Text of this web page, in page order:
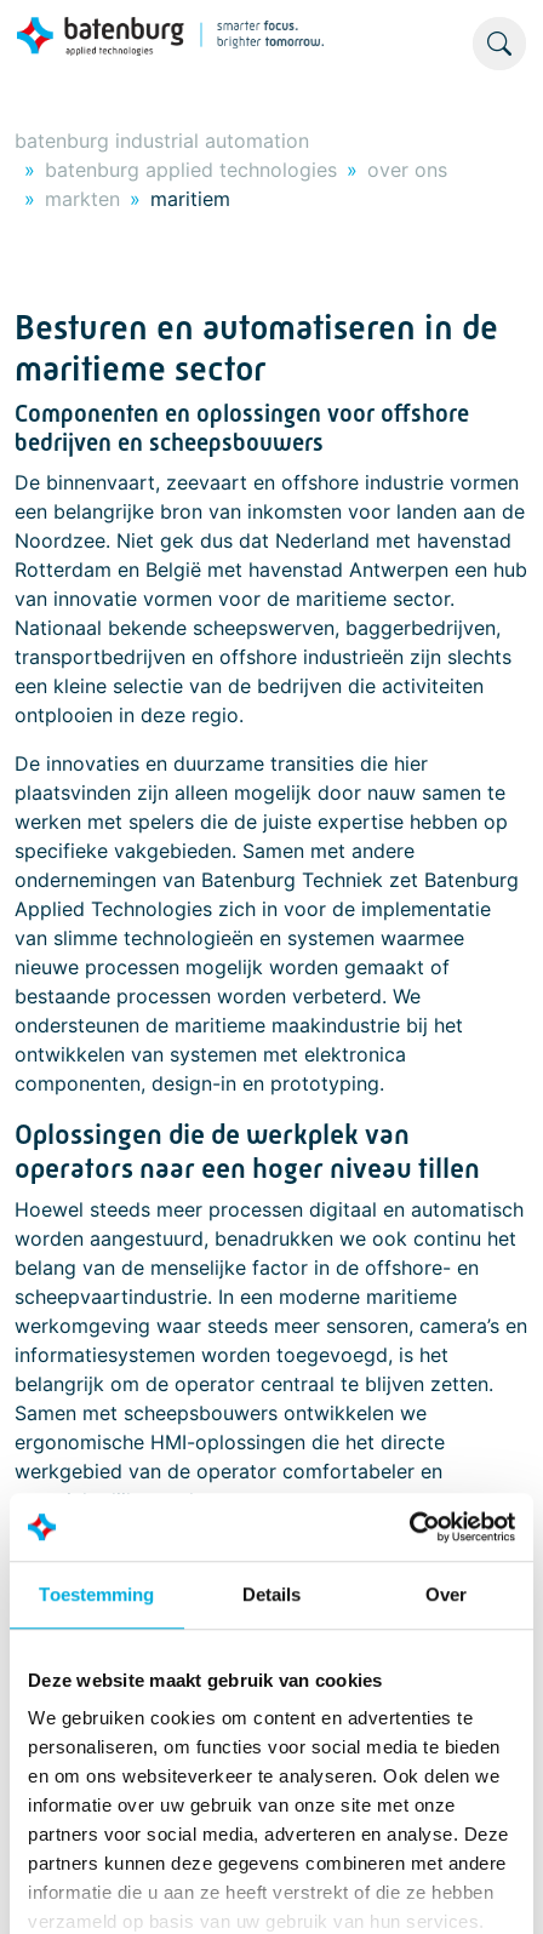
Toestemming Details Over
Deze website maakt gebruik van cookies
We gebruiken cookies om content en advertenties te
personaliseren, om functies voor social media te bieden
en om ons websiteverkeer te analyseren. Ook delen we
informatie over uw gebruik van onze site met onze
partners voor social media, adverteren en analyse. Deze
partners kunnen deze gegevens combineren met andere
informatie die u aan ze heeft verstrekt of die ze hebben
verzameld op basis van uw gebruik van hun services.
batenburg industrial automation
batenburg applied technologies
over ons
markten
maritiem
Besturen en automatiseren in de
maritieme sector
Componenten en oplossingen voor offshore
bedrijven en scheepsbouwers
De binnenvaart, zeevaart en offshore industrie vormen
een belangrijke bron van inkomsten voor landen aan de
Noordzee. Niet gek dus dat Nederland met havenstad
Rotterdam en België met havenstad Antwerpen een hub
van innovatie vormen voor de maritieme sector.
Nationaal bekende scheepswerven, baggerbedrijven,
transportbedrijven en offshore industrieën zijn slechts
een kleine selectie van de bedrijven die activiteiten
ontplooien in deze regio.
De innovaties en duurzame transities die hier
plaatsvinden zijn alleen mogelijk door nauw samen te
werken met spelers die de juiste expertise hebben op
specifieke vakgebieden. Samen met andere
ondernemingen van Batenburg Techniek zet Batenburg
Applied Technologies zich in voor de implementatie
van slimme technologieën en systemen waarmee
nieuwe processen mogelijk worden gemaakt of
bestaande processen worden verbeterd. We
ondersteunen de maritieme maakindustrie bij het
ontwikkelen van systemen met elektronica
componenten, design-in en prototyping.
Oplossingen die de werkplek van
operators naar een hoger niveau tillen
Hoewel steeds meer processen digitaal en automatisch
worden aangestuurd, benadrukken we ook continu het
belang van de menselijke factor in de offshore- en
scheepvaartindustrie. In een moderne maritieme
werkomgeving waar steeds meer sensoren, camera’s en
informatiesystemen worden toegevoegd, is het
belangrijk om de operator centraal te blijven zetten.
Samen met scheepsbouwers ontwikkelen we
ergonomische HMI-oplossingen die het directe
werkgebied van de operator comfortabeler en
overzichtelijker maken.
De controllers en joysticks van Batenburg Applied
het enige voorbeeld. Vanuit het oogpunt van de
eindgebruiker stellen we ook ergonomische en
uitvoerig naar de lay-out van controlemiddelen zoals
knoppen, schakelaars en joysticks. Ook integreren we
steeds vaker touch display modules in de armconsole
van de stoel, waardoor de operator snel toegang heeft
tot relevante systeeminformatie.
Gert van Ree
Sales Manager Controllers & Sensors